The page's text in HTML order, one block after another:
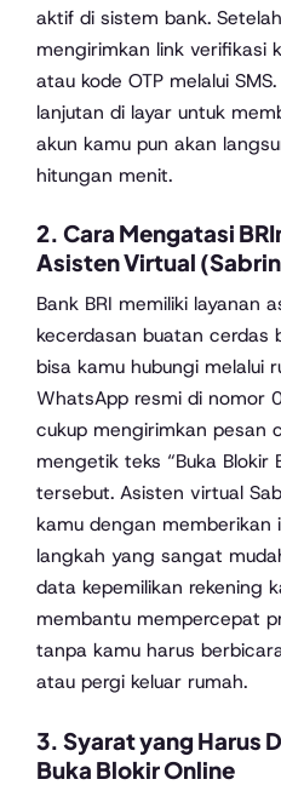
aktif di sistem bank.
mengirimkan link verifikasi
atau kode OTP melalui
lanjutan di layar untuk
akun kamu pun akan
hitungan menit.
2. Cara Mengatasi
Asisten Virtual
Bank BRI memiliki layanan
kecerdasan buatan cerdas
bisa kamu hubungi melalui
WhatsApp resmi di
cukup mengirimkan pesan
mengetik teks “Buka Blokir
tersebut. Asisten virtual
kamu dengan memberikan
langkah yang sangat
data kepemilikan rekening
membantu mempercepat
tanpa kamu harus
atau pergi keluar rumah.
3. Syarat yang Harus
Buka Blokir Online